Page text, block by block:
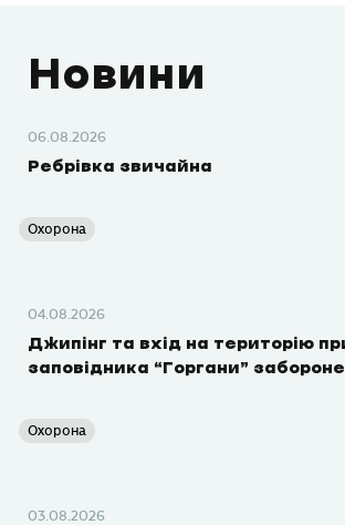
Новини
06.08.2026
Ребрівка звичайна
Охорона
04.08.2026
Джипінг та вхід на територію
заповідника “Горгани”
Охорона
03.08.2026